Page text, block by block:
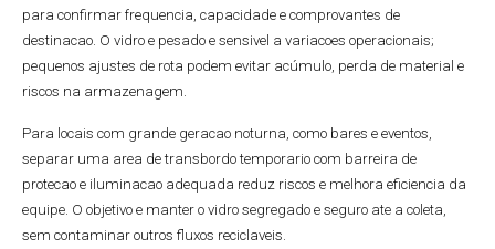
para confirmar frequencia, capacidade e comprovantes de
destinacao. O vidro e pesado e sensivel a variacoes operacionais;
pequenos ajustes de rota podem evitar acúmulo, perda de material e
riscos na armazenagem.
Para locais com grande geracao noturna, como bares e eventos,
separar uma area de transbordo temporario com barreira de
protecao e iluminacao adequada reduz riscos e melhora eficiencia da
equipe. O objetivo e manter o vidro segregado e seguro ate a coleta,
sem contaminar outros fluxos reciclaveis.